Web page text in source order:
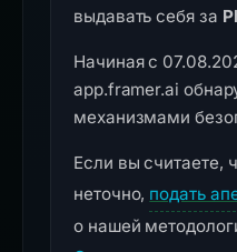
выдавать себя за
Начиная с
app.framer.ai
механизмами
Если вы считаете,
неточно, подать
о нашей